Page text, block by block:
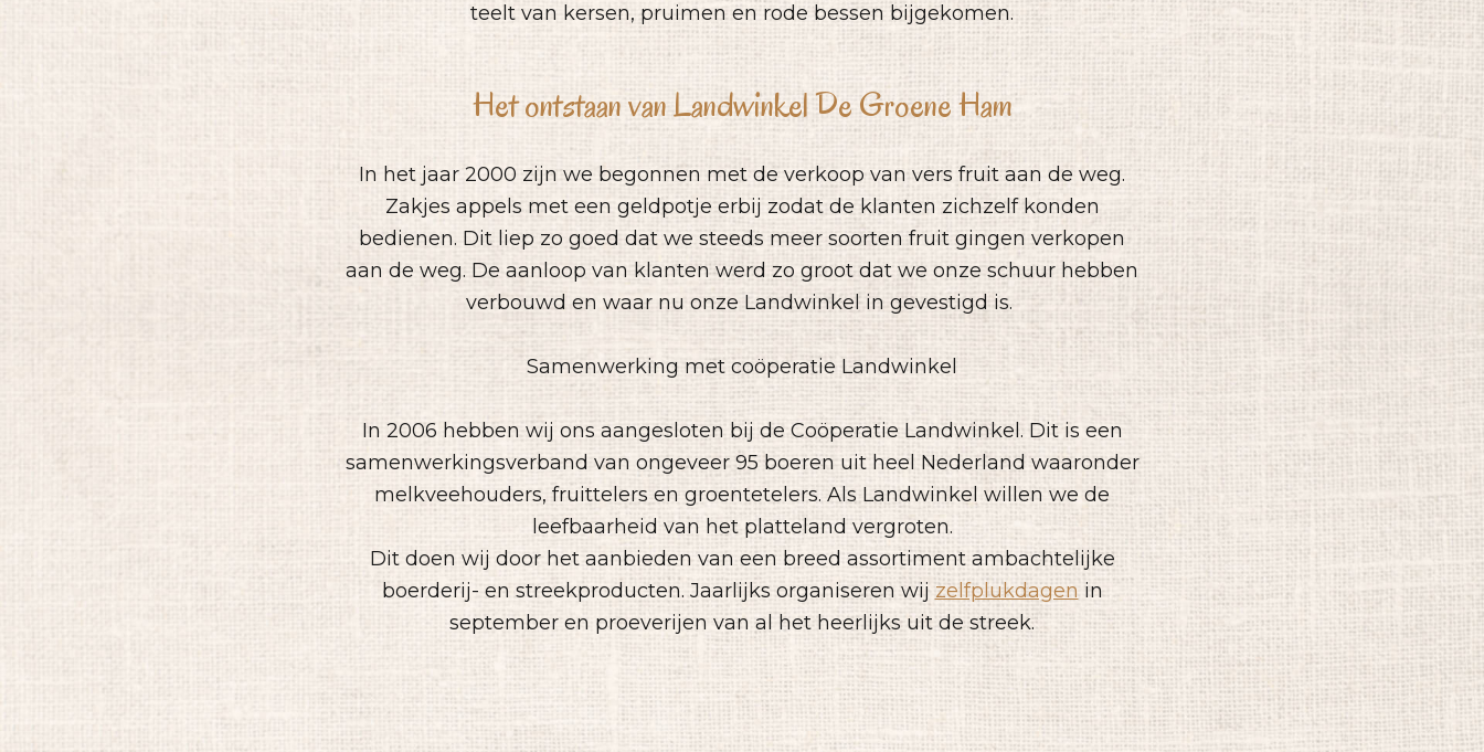
teelt van kersen, pruimen en rode bessen bijgekomen.
Het ontstaan van Landwinkel De Groene Ham
In het jaar 2000 zijn we begonnen met de verkoop van vers fruit aan de weg.
Zakjes appels met een geldpotje erbij zodat de klanten zichzelf konden
bedienen. Dit liep zo goed dat we steeds meer soorten fruit gingen verkopen
aan de weg. De aanloop van klanten werd zo groot dat we onze schuur hebben
verbouwd en waar nu onze Landwinkel in gevestigd is.
Samenwerking met coöperatie Landwinkel
In 2006 hebben wij ons aangesloten bij de Coöperatie Landwinkel. Dit is een
samenwerkingsverband van ongeveer 95 boeren uit heel Nederland waaronder
melkveehouders, fruittelers en groentetelers. Als Landwinkel willen we de
leefbaarheid van het platteland vergroten.
Dit doen wij door het aanbieden van een breed assortiment ambachtelijke
boerderij- en streekproducten. Jaarlijks organiseren wij zelfplukdagen in
september en proeverijen van al het heerlijks uit de streek.